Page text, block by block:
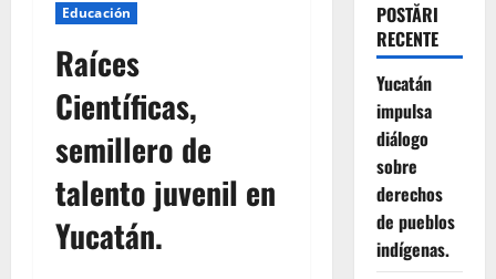
Educación
Raíces
Científicas,
semillero de
talento juvenil en
Yucatán.
POSTĂRI
RECENTE
Yucatán
impulsa
diálogo
sobre
derechos
de pueblos
indígenas.